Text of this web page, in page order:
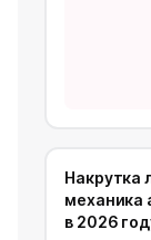
Накрутка
механика
в 2026